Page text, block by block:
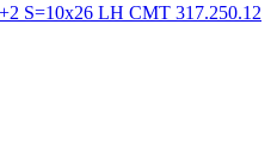
S=10x26 LH CMT 317.250.12